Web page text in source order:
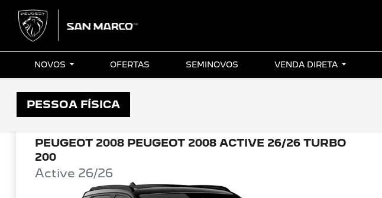
NOVOS OFERTAS SEMINOVOS VENDA DIRETA
PESSOA FÍSICA
OFERTAS PEUGEOT SAN MARCO
PEUGEOT 2008 PEUGEOT 2008 ACTIVE 26/26 TURBO
200
Active 26/26